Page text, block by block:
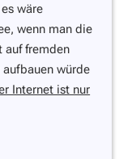
wäre
wenn man die
fremden
würde
Internet ist nur